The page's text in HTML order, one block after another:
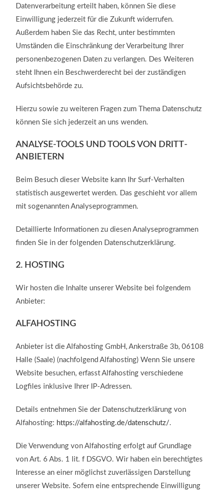
Datenverarbeitung erteilt haben, können Sie diese
Einwilligung jederzeit für die Zukunft widerrufen.
Außerdem haben Sie das Recht, unter bestimmten
Umständen die Einschränkung der Verarbeitung Ihrer
personenbezogenen Daten zu verlangen. Des Weiteren
steht Ihnen ein Beschwerderecht bei der zuständigen
Aufsichtsbehörde zu.
Hierzu sowie zu weiteren Fragen zum Thema Datenschutz
können Sie sich jederzeit an uns wenden.
ANALYSE-TOOLS UND TOOLS VON DRITT­
ANBIETERN
Beim Besuch dieser Website kann Ihr Surf-Verhalten
statistisch ausgewertet werden. Das geschieht vor allem
mit sogenannten Analyseprogrammen.
Detaillierte Informationen zu diesen Analyseprogrammen
finden Sie in der folgenden Datenschutzerklärung.
2. HOSTING
Wir hosten die Inhalte unserer Website bei folgendem
Anbieter:
ALFAHOSTING
Anbieter ist die Alfahosting GmbH, Ankerstraße 3b, 06108
Halle (Saale) (nachfolgend Alfahosting) Wenn Sie unsere
Website besuchen, erfasst Alfahosting verschiedene
Logfiles inklusive Ihrer IP-Adressen.
Details entnehmen Sie der Datenschutzerklärung von
Alfahosting: https://alfahosting.de/datenschutz/.
Die Verwendung von Alfahosting erfolgt auf Grundlage
von Art. 6 Abs. 1 lit. f DSGVO. Wir haben ein berechtigtes
Interesse an einer möglichst zuverlässigen Darstellung
unserer Website. Sofern eine entsprechende Einwilligung